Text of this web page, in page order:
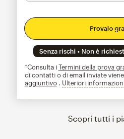
Provalo
Senza rischi • Non è
†Consulta iTermini della prova
di contatti o di email inviate
aggiuntivo. Ulteriori
Scopri tutti i